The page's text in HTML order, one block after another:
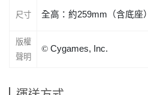
尺寸 全高：約259mm（含底座）
版權
聲明
© Cygames, Inc.